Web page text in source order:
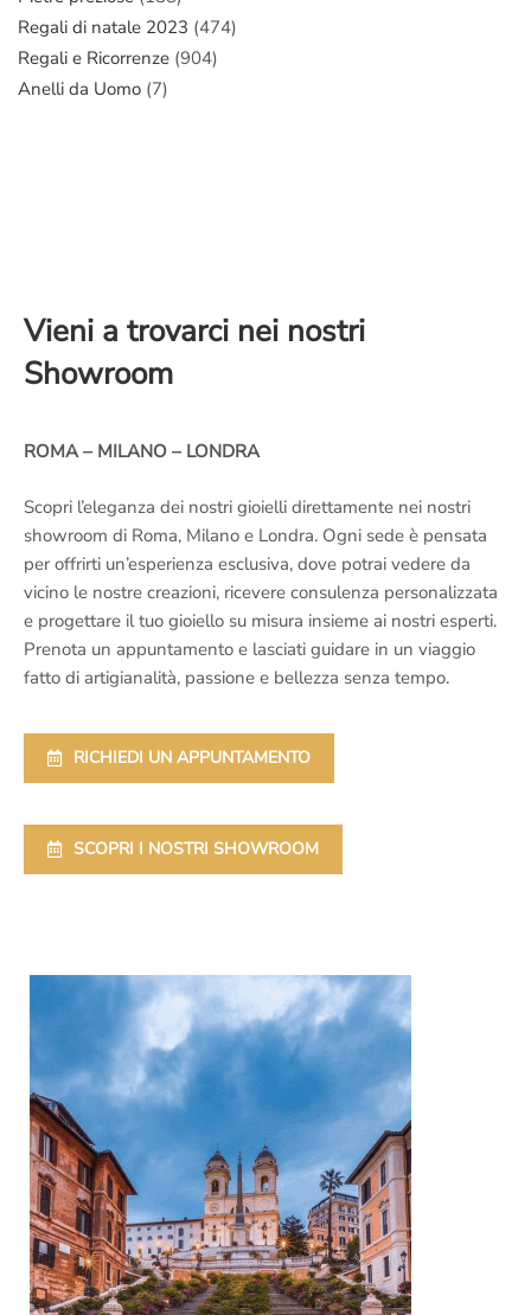
Regali di natale 2023 (474)
Regali e Ricorrenze (904)
Anelli da Uomo (7)
Vieni a trovarci nei nostri
Showroom
ROMA – MILANO – LONDRA
Scopri l’eleganza dei nostri gioielli direttamente nei nostri
showroom di Roma, Milano e Londra. Ogni sede è pensata
per offrirti un’esperienza esclusiva, dove potrai vedere da
vicino le nostre creazioni, ricevere consulenza personalizzata
e progettare il tuo gioiello su misura insieme ai nostri esperti.
Prenota un appuntamento e lasciati guidare in un viaggio
fatto di artigianalità, passione e bellezza senza tempo.
RICHIEDI UN APPUNTAMENTO
SCOPRI I NOSTRI SHOWROOM